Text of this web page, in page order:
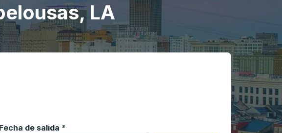
LA
Fecha de salida *
Escriba la fecha en formato de fecha Barra diagonal de mes de 2